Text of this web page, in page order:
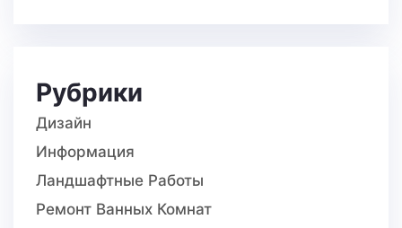
Рубрики
Дизайн
Информация
Ландшафтные Работы
Ремонт Ванных Комнат